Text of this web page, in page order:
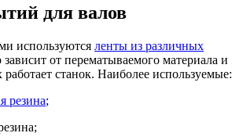
для валов
используются ленты из различных
от перематываемого материала и
станок. Наиболее используемые:
резина;